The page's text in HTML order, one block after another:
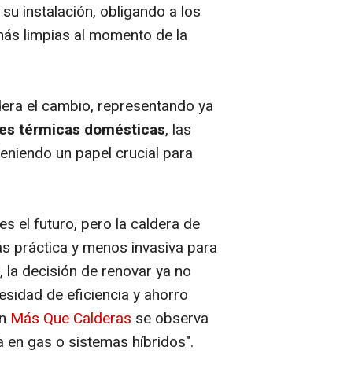
instalación, obligando a los
limpias al momento de la
el cambio, representando ya
térmicas domésticas, las
un papel crucial para
el futuro, pero la caldera de
práctica y menos invasiva para
decisión de renovar ya no
de eficiencia y ahorro
Más Que Calderas se observa
en gas o sistemas híbridos".